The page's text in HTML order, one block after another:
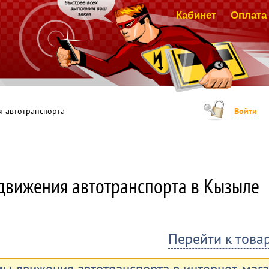
Кабинет Оплата
Войти
автотранспорта в Кызыле
Перейти к